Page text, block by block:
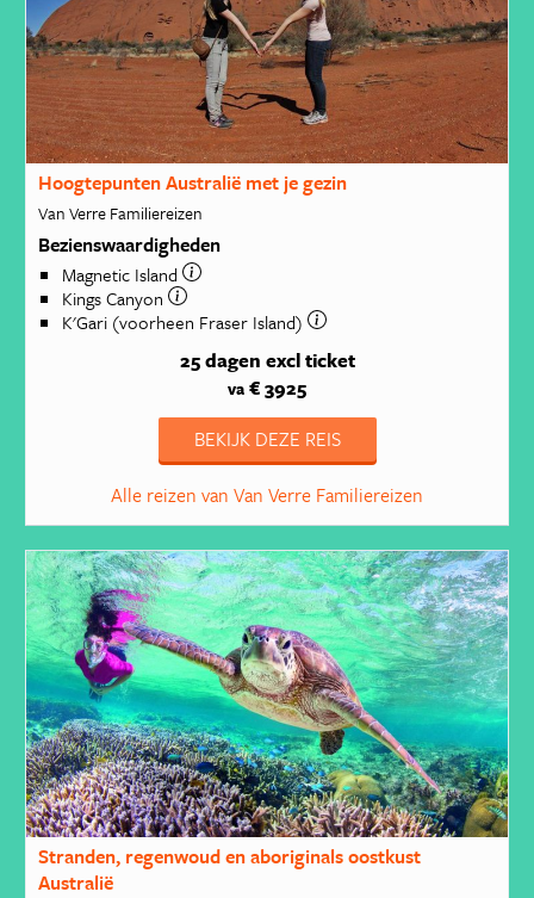
Hoogtepunten Australië met je gezin
Van Verre Familiereizen
Bezienswaardigheden
Magnetic Island
Kings Canyon
K'Gari (voorheen Fraser Island)
25 dagen excl ticket
va € 3925
BEKIJK DEZE REIS
Alle reizen van Van Verre Familiereizen
Stranden, regenwoud en aboriginals oostkust
Australië